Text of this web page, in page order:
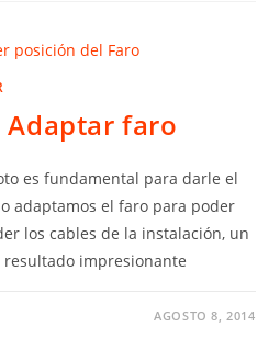
Adaptar faro
es fundamental para darle el
adaptamos el faro para poder
los cables de la instalación, un
impresionante
AGOSTO 8, 2014